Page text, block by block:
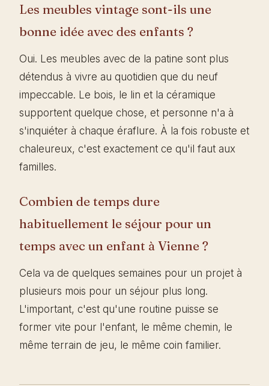
Les meubles vintage sont-ils une
bonne idée avec des enfants ?
Oui. Les meubles avec de la patine sont plus
détendus à vivre au quotidien que du neuf
impeccable. Le bois, le lin et la céramique
supportent quelque chose, et personne n'a à
s'inquiéter à chaque éraflure. À la fois robuste et
chaleureux, c'est exactement ce qu'il faut aux
familles.
Combien de temps dure
habituellement le séjour pour un
temps avec un enfant à Vienne ?
Cela va de quelques semaines pour un projet à
plusieurs mois pour un séjour plus long.
L'important, c'est qu'une routine puisse se
former vite pour l'enfant, le même chemin, le
même terrain de jeu, le même coin familier.